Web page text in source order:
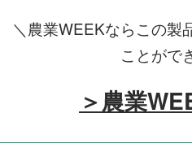
＼農業WEEKならこの製
ことがで
＞農業